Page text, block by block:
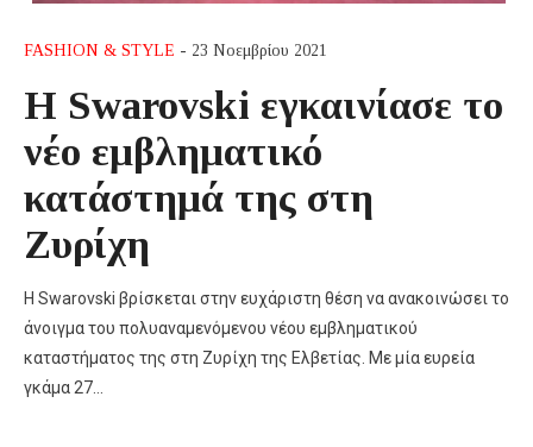
FASHION & STYLE - 23 Νοεμβρίου 2021
Η Swarovski εγκαινίασε το
νέο εμβληματικό
κατάστημά της στη
Ζυρίχη
Η Swarovski βρίσκεται στην ευχάριστη θέση να ανακοινώσει το
άνοιγμα του πολυαναμενόμενου νέου εμβληματικού
καταστήματος της στη Ζυρίχη της Ελβετίας. Με μία ευρεία
γκάμα 27…